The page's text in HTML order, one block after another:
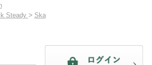
Steady > Ska